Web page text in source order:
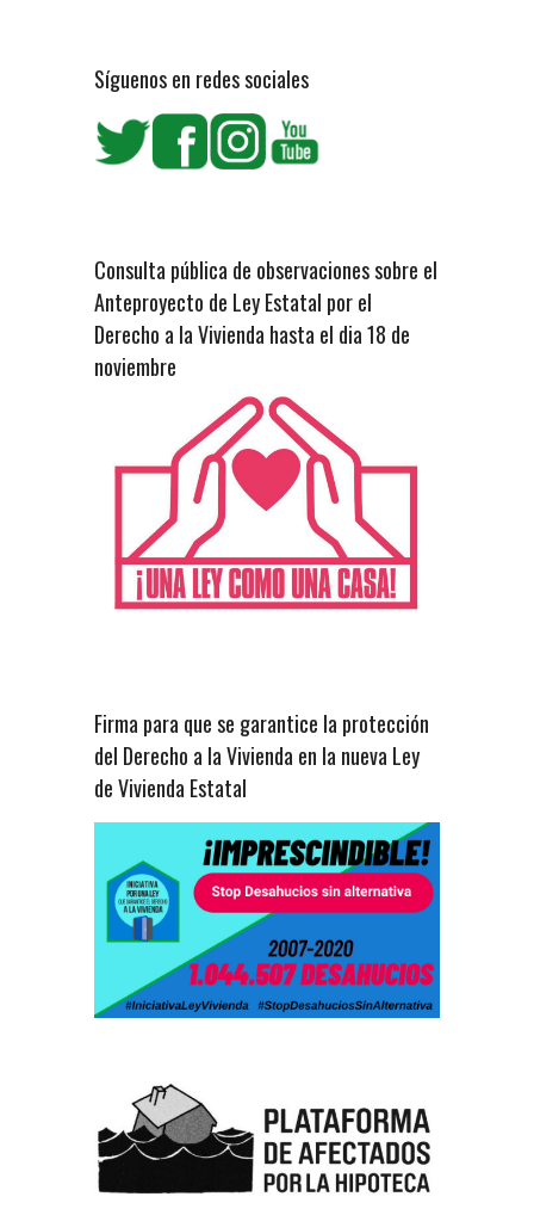
Síguenos en redes sociales
Consulta pública de observaciones sobre el
Anteproyecto de Ley Estatal por el
Derecho a la Vivienda hasta el dia 18 de
noviembre
Firma para que se garantice la protección
del Derecho a la Vivienda en la nueva Ley
de Vivienda Estatal